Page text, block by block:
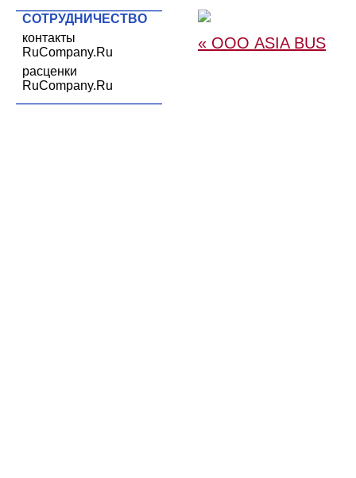
СОТРУДНИЧЕСТВО
контакты
RuCompany.Ru
расценки
RuCompany.Ru
« ООО ASIA BUS